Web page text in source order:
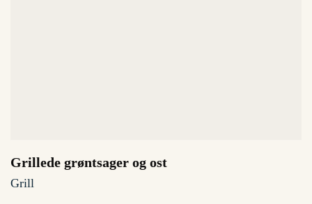
Grillede grøntsager og ost
Grill